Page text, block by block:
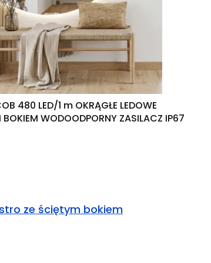
480 LED/1 m OKRĄGŁE LEDOWE
BOKIEM WODOODPORNY ZASILACZ IP67